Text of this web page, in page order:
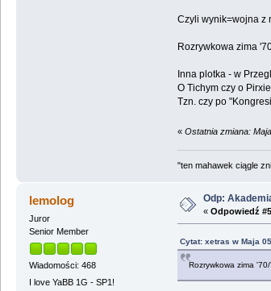
Czyli wynik=wojna z
Rozrywkowa zima
Inna plotka - w
O Tichym czy o
Tzn. czy po
« Ostatnia zmiana:
"ten mahawek ciągle
lemolog
Juror
Senior Member
Wiadomości: 468
I love YaBB 1G - SP1!
Odp:
« Odpowiedź
Cytat: xetras w Maja
Rozrywkowa zima